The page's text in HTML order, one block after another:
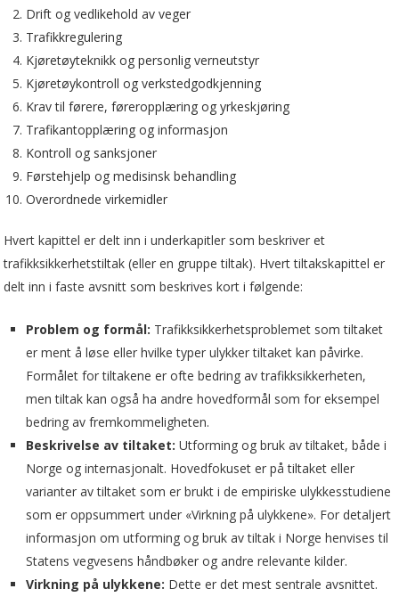
Drift og vedlikehold av veger
Trafikkregulering
Kjøretøyteknikk og personlig verneutstyr
Kjøretøykontroll og verkstedgodkjenning
Krav til førere, føreropplæring og yrkeskjøring
Trafikantopplæring og informasjon
Kontroll og sanksjoner
Førstehjelp og medisinsk behandling
Overordnede virkemidler
Hvert kapittel er delt inn i underkapitler som beskriver et
trafikksikkerhetstiltak (eller en gruppe tiltak). Hvert tiltakskapittel er
delt inn i faste avsnitt som beskrives kort i følgende:
Problem og formål: Trafikksikkerhetsproblemet som tiltaket
er ment å løse eller hvilke typer ulykker tiltaket kan påvirke.
Formålet for tiltakene er ofte bedring av trafikksikkerheten,
men tiltak kan også ha andre hovedformål som for eksempel
bedring av fremkommeligheten.
Beskrivelse av tiltaket: Utforming og bruk av tiltaket, både i
Norge og internasjonalt. Hovedfokuset er på tiltaket eller
varianter av tiltaket som er brukt i de empiriske ulykkesstudiene
som er oppsummert under «Virkning på ulykkene». For detaljert
informasjon om utforming og bruk av tiltak i Norge henvises til
Statens vegvesens håndbøker og andre relevante kilder.
Virkning på ulykkene: Dette er det mest sentrale avsnittet.